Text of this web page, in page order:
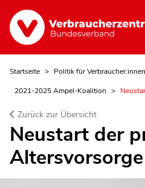
Startseite Politik für Verbraucher:innen
2021-2025 Ampel-Koalition
Zurück zur Übersicht
Neustart der
Altersvorsorge